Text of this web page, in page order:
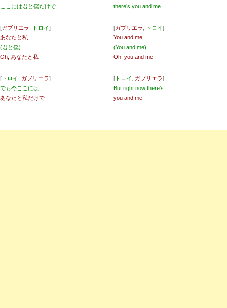
ここには君と僕だけで
[ガブリエラ トロイ]
あなたと私
(君と僕)
Oh, あなたと私
[ トロイ ガブリエラ]
でも今ここには
あなたと私だけで
there’s you and me
[ガブリエラ トロイ]
You and me
(You and me)
Oh, you and me
[ トロイ ガブリエラ]
But right now there’s
you and me